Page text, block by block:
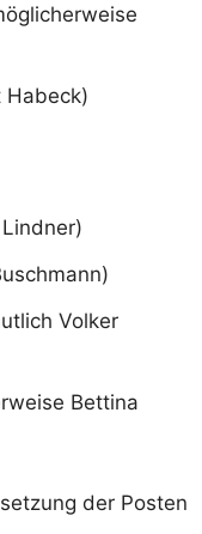
Habeck)
Volker
Bettina
der Posten